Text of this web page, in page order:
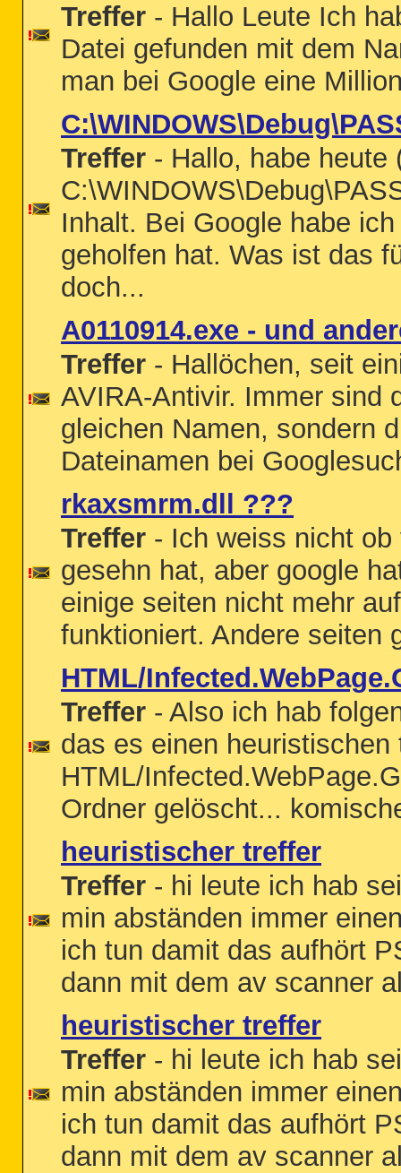
Treffer - Hallo Leute Ich
Datei gefunden mit dem
man bei Google eine
Treffer - Hallo, habe heute
Inhalt. Bei Google habe
geholfen hat. Was ist das
doch...
A0110914.exe - und
Treffer - Hallöchen, seit
AVIRA-Antivir. Immer sind
gleichen Namen, sondern
Dateinamen bei
rkaxsmrm.dll ???
Treffer - Ich weiss nicht
gesehn hat, aber google
einige seiten nicht mehr
funktioniert. Andere seiten
HTML/
Treffer - Also ich hab
das es einen
HTML/
Ordner gelöscht...
heuristischer treffer
Treffer - hi leute ich hab
min abständen immer
ich tun damit das aufhört
dann mit dem av scanner
heuristischer treffer
Treffer - hi leute ich hab
min abständen immer
ich tun damit das aufhört
dann mit dem av scanner